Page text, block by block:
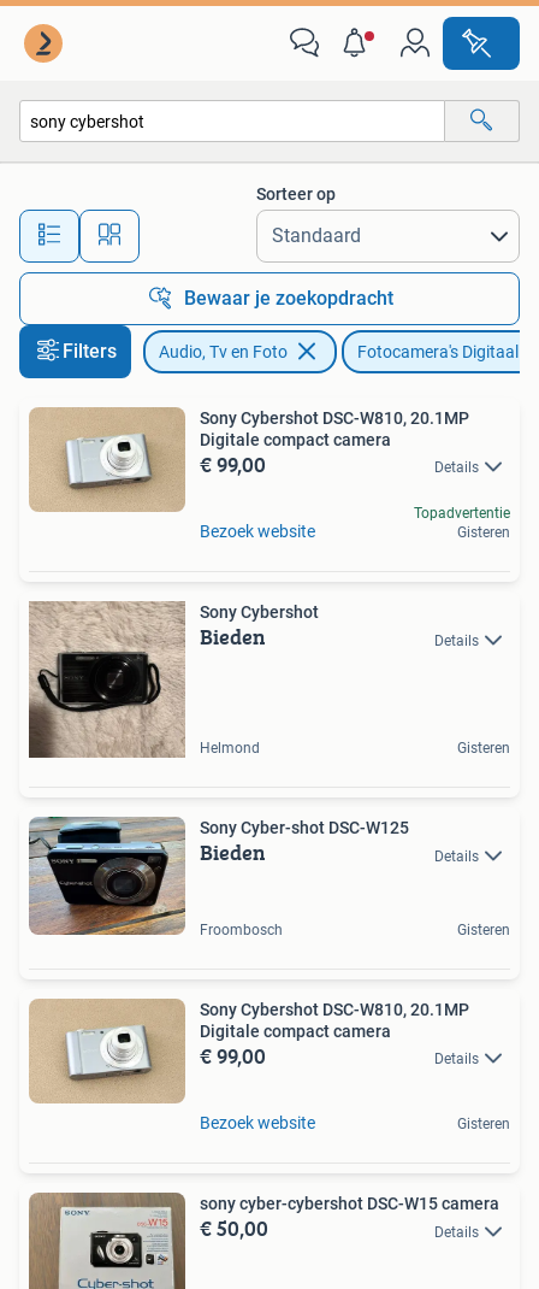
Alle afstanden…
Sorteer op
Bewaar je zoekopdracht
Filters Audio, Tv en Foto Fotocamera's Digitaal
Sony Cybershot DSC-W810, 20.1MP
Digitale compact camera
€ 99,00 Details
Bezoek website
Topadvertentie
Gisteren
Sony Cybershot
Bieden Details
Helmond Gisteren
Sony Cyber-shot DSC-W125
Bieden Details
Froombosch Gisteren
Sony Cybershot DSC-W810, 20.1MP
Digitale compact camera
€ 99,00 Details
Bezoek website Gisteren
sony cyber-cybershot DSC-W15 camera
€ 50,00 Details